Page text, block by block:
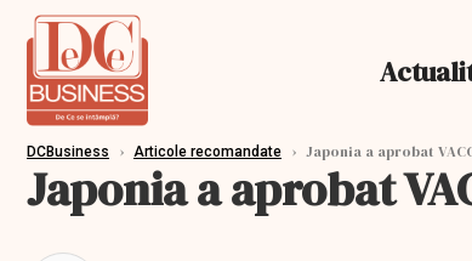
DCBusiness › Articole recomandate › Japonia a aprobat
Japonia a aprobat